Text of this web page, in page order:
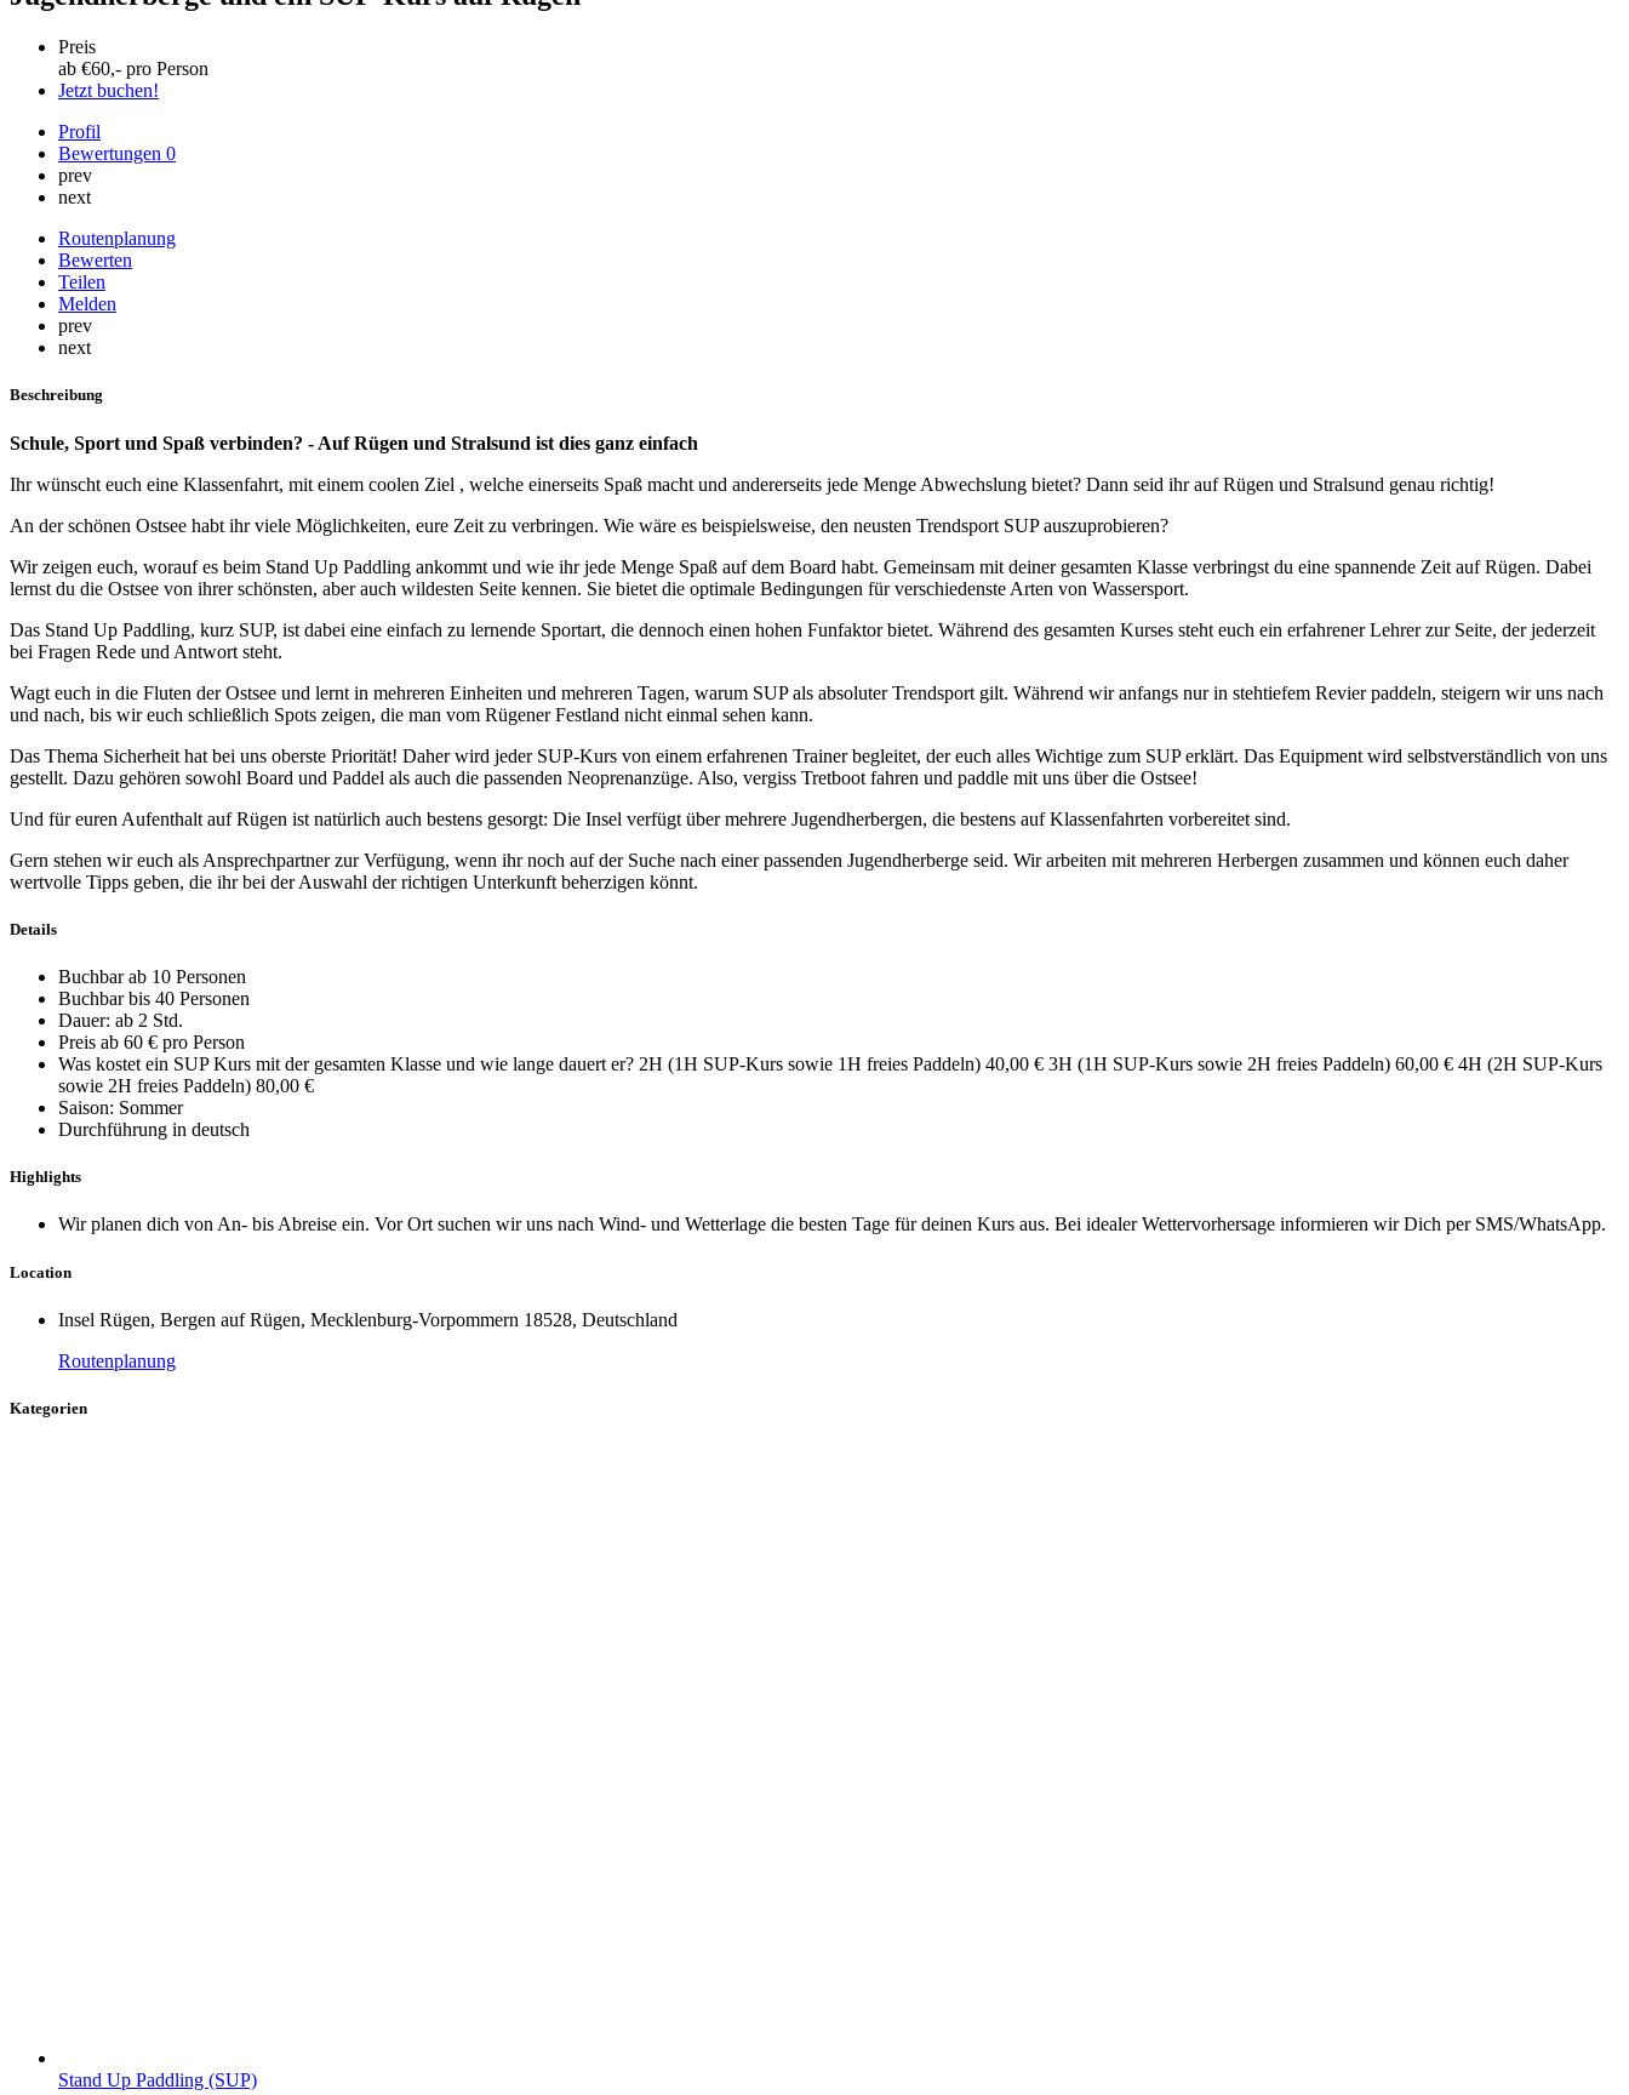
Preis
ab €60,- pro Person
Jetzt buchen!
Profil
Bewertungen 0
prev
next
Routenplanung
Bewerten
Teilen
Melden
prev
next
Beschreibung
Schule, Sport und Spaß verbinden? - Auf Rügen und Stralsund ist dies ganz einfach
Ihr wünscht euch eine Klassenfahrt, mit einem coolen Ziel , welche einerseits Spaß macht und andererseits jede Menge Abwechslung bietet? Dann seid ihr auf Rügen und Stralsund genau richtig!
An der schönen Ostsee habt ihr viele Möglichkeiten, eure Zeit zu verbringen. Wie wäre es beispielsweise, den neusten Trendsport SUP auszuprobieren?
Wir zeigen euch, worauf es beim Stand Up Paddling ankommt und wie ihr jede Menge Spaß auf dem Board habt. Gemeinsam mit deiner gesamten Klasse verbringst du eine spannende Zeit auf Rügen. Dabei
lernst du die Ostsee von ihrer schönsten, aber auch wildesten Seite kennen. Sie bietet die optimale Bedingungen für verschiedenste Arten von Wassersport.
Das Stand Up Paddling, kurz SUP, ist dabei eine einfach zu lernende Sportart, die dennoch einen hohen Funfaktor bietet. Während des gesamten Kurses steht euch ein erfahrener Lehrer zur Seite, der jederzeit
bei Fragen Rede und Antwort steht.
Wagt euch in die Fluten der Ostsee und lernt in mehreren Einheiten und mehreren Tagen, warum SUP als absoluter Trendsport gilt. Während wir anfangs nur in stehtiefem Revier paddeln, steigern wir uns nach
und nach, bis wir euch schließlich Spots zeigen, die man vom Rügener Festland nicht einmal sehen kann.
Das Thema Sicherheit hat bei uns oberste Priorität! Daher wird jeder SUP-Kurs von einem erfahrenen Trainer begleitet, der euch alles Wichtige zum SUP erklärt. Das Equipment wird selbstverständlich von uns
gestellt. Dazu gehören sowohl Board und Paddel als auch die passenden Neoprenanzüge. Also, vergiss Tretboot fahren und paddle mit uns über die Ostsee!
Und für euren Aufenthalt auf Rügen ist natürlich auch bestens gesorgt: Die Insel verfügt über mehrere Jugendherbergen, die bestens auf Klassenfahrten vorbereitet sind.
Gern stehen wir euch als Ansprechpartner zur Verfügung, wenn ihr noch auf der Suche nach einer passenden Jugendherberge seid. Wir arbeiten mit mehreren Herbergen zusammen und können euch daher
wertvolle Tipps geben, die ihr bei der Auswahl der richtigen Unterkunft beherzigen könnt.
Details
Buchbar ab 10 Personen
Buchbar bis 40 Personen
Dauer: ab 2 Std.
Preis ab 60 € pro Person
Was kostet ein SUP Kurs mit der gesamten Klasse und wie lange dauert er? 2H (1H SUP-Kurs sowie 1H freies Paddeln) 40,00 € 3H (1H SUP-Kurs sowie 2H freies Paddeln) 60,00 € 4H (2H SUP-Kurs
sowie 2H freies Paddeln) 80,00 €
Saison: Sommer
Durchführung in deutsch
Highlights
Wir planen dich von An- bis Abreise ein. Vor Ort suchen wir uns nach Wind- und Wetterlage die besten Tage für deinen Kurs aus. Bei idealer Wettervorhersage informieren wir Dich per SMS/WhatsApp.
Location
Insel Rügen, Bergen auf Rügen, Mecklenburg-Vorpommern 18528, Deutschland
Routenplanung
Kategorien
Stand Up Paddling (SUP)